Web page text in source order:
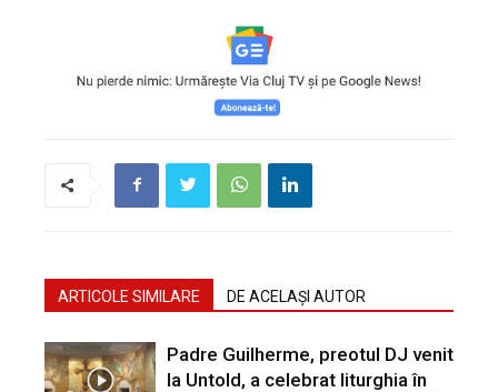
ARTICOLE SIMILARE DE ACELAȘI AUTOR
Padre Guilherme, preotul DJ venit
la Untold, a celebrat liturghia în